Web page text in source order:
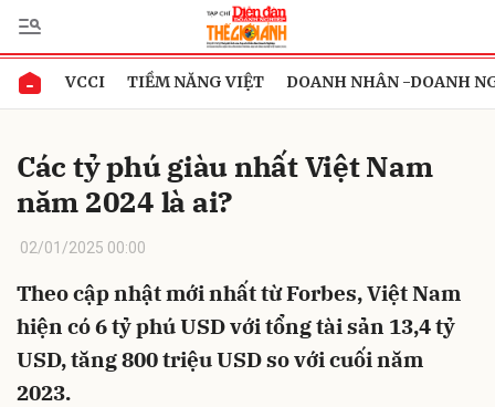
VCCI TIỀM NĂNG VIỆT DOANH NHÂN -DOANH
Các tỷ phú giàu nhất Việt Nam
năm 2024 là ai?
02/01/2025 00:00
Theo cập nhật mới nhất từ Forbes, Việt Nam
hiện có 6 tỷ phú USD với tổng tài sản 13,4 tỷ
USD, tăng 800 triệu USD so với cuối năm
2023.
Gửi bình luận
Hủy Gửi